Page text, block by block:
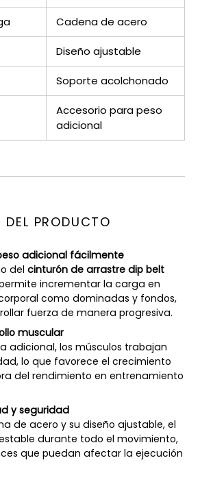
Cadena de acero
Diseño ajustable
Soporte acolchonado
Accesorio para peso
adicional
DEL PRODUCTO
adicional fácilmente
del cinturón de arrastre dip belt
incrementar la carga en
como dominadas y fondos,
fuerza de manera progresiva.
muscular
adicional, los músculos trabajan
lo que favorece el crecimiento
del rendimiento en entrenamiento
y seguridad
de acero y su diseño ajustable, el
durante todo el movimiento,
que puedan afectar la ejecución